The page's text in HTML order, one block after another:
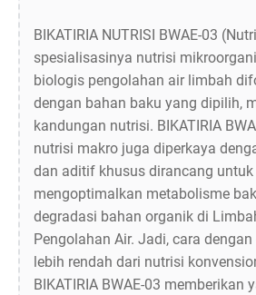
BIKATIRIA NUTRISI BWAE-03
spesialisasinya nutrisi
biologis pengolahan air limbah
dengan bahan baku yang dipilih,
kandungan nutrisi. BIKATIRIA
nutrisi makro juga diperkaya
dan aditif khusus dirancang
mengoptimalkan metabolisme
degradasi bahan organik di
Pengolahan Air. Jadi, cara
lebih rendah dari nutrisi
BIKATIRIA BWAE-03 memberikan